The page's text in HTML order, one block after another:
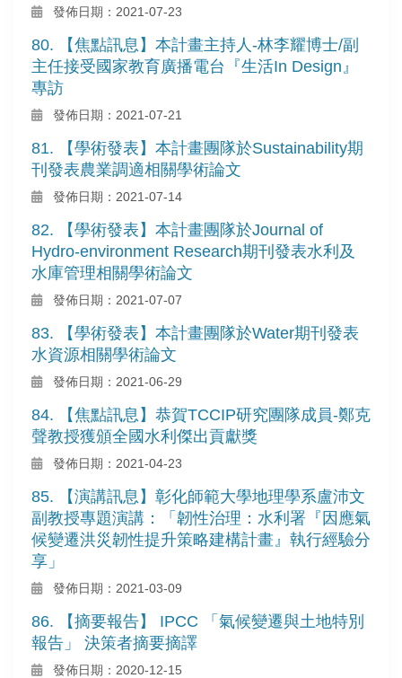
發佈日期：2021-07-23
80. 【焦點訊息】本計畫主持人-林李耀博士/副
主任接受國家教育廣播電台『生活In Design』
專訪
發佈日期：2021-07-21
81. 【學術發表】本計畫團隊於Sustainability期
刊發表農業調適相關學術論文
發佈日期：2021-07-14
82. 【學術發表】本計畫團隊於Journal of
Hydro-environment Research期刊發表水利及
水庫管理相關學術論文
發佈日期：2021-07-07
83. 【學術發表】本計畫團隊於Water期刊發表
水資源相關學術論文
發佈日期：2021-06-29
84. 【焦點訊息】恭賀TCCIP研究團隊成員-鄭克
聲教授獲頒全國水利傑出貢獻獎
發佈日期：2021-04-23
85. 【演講訊息】彰化師範大學地理學系盧沛文
副教授專題演講：「韌性治理：水利署『因應氣
候變遷洪災韌性提升策略建構計畫』執行經驗分
享」
發佈日期：2021-03-09
86. 【摘要報告】 IPCC 「氣候變遷與土地特別
報告」 決策者摘要摘譯
發佈日期：2020-12-15